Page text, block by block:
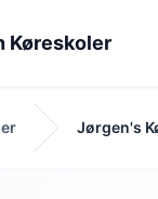
Køreskoler
Jørgen's